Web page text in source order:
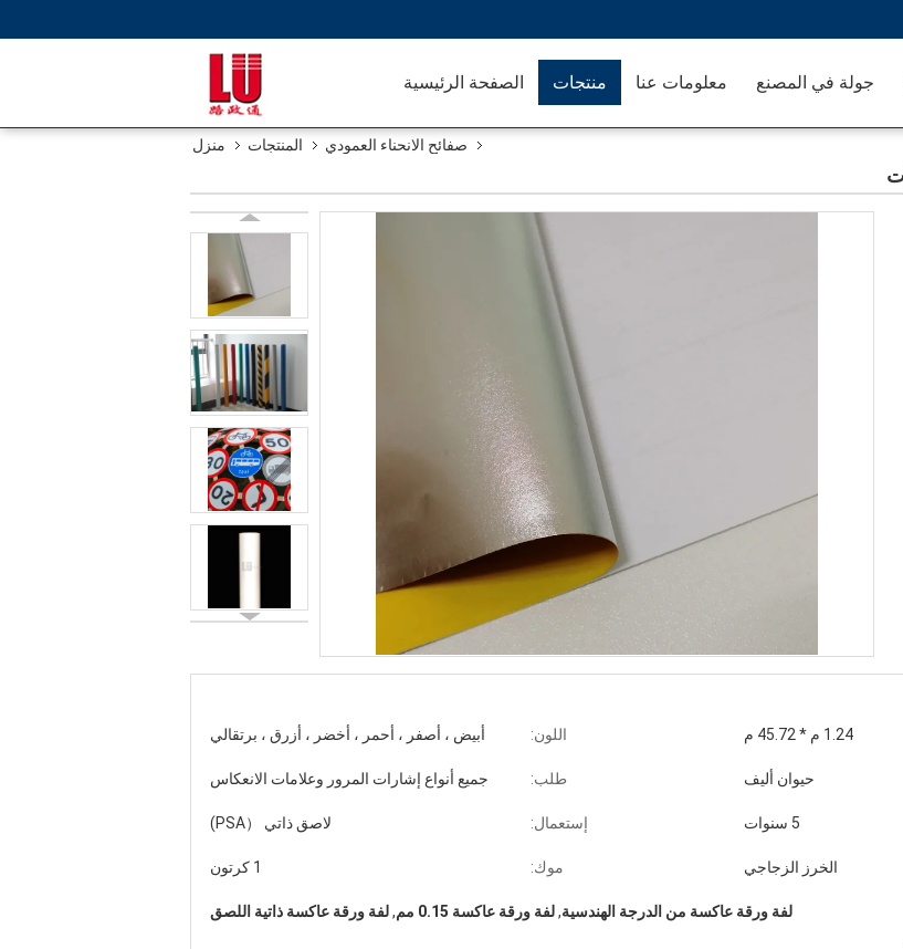
الصفحة الرئيسية منتجات معلومات عنا جولة في المصنع
منزل المنتجات صفائح الانحناء العمودي
1.24 م * 45.72 م اللون: أبيض ، أصفر ، أحمر ، أخضر ، أزرق ، برتقالي
حيوان أليف طلب: جميع أنواع إشارات المرور وعلامات الانعكاس
5 سنوات إستعمال: لاصق ذاتي （PSA)
الخرز الزجاجي موك: 1 كرتون
لفة ورقة عاكسة من الدرجة الهندسية,لفة ورقة عاكسة 0.15 مم ,لفة ورقة عاكسة ذاتية اللصق